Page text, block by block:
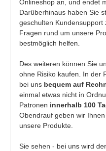
Onlineshop an, und endet
Darüberhinaus haben Sie
geschulten Kundensupport
Fragen rund um unsere
bestmöglich helfen.
Des weiteren können Sie
ohne Risiko kaufen. In der
bei uns bequem auf
einmal etwas nicht in
Patronen innerhalb 100
Obendrauf geben wir
unsere Produkte.
Sie sehen - bei uns wird